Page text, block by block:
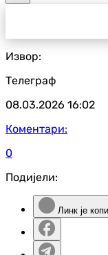
Извор:
Телеграф
08.03.2026 16:02
Коментари:
0
Подијели:
Линк је